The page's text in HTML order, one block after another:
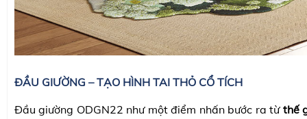
ĐẦU GIƯỜNG – TẠO HÌNH TAI THỎ CỔ TÍCH
Đầu giường ODGN22 như một điểm nhấn bước ra từ thế